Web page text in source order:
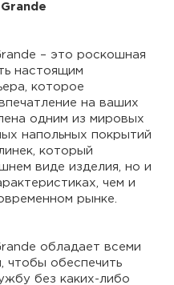
– это роскошная
настоящим
которое
на ваших
одним из мировых
напольных покрытий
который
виде изделия, но и
чем и
рынке.
обладает всеми
чтобы обеспечить
без каких-либо